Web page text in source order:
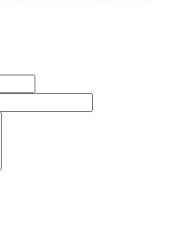
8, Warszawa